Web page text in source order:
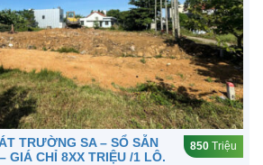
TRƯỜNG SA – SỔ SẴN
GIÁ CHỈ 8XX TRIỆU /1 LÔ.
850 Triệu